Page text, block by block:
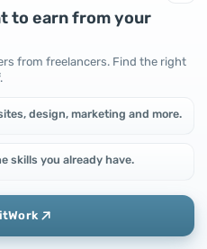
to earn from your
from freelancers. Find the right
design, marketing and more.
skills you already have.
and make the site
Messages Profile